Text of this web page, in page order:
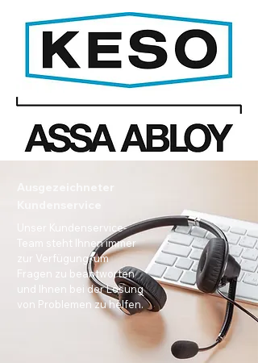
Unser Kundenservice-
Team steht Ihnen immer
zur Verfügung, um
Fragen zu beantworten
und Ihnen bei der Lösung
von Problemen zu helfen.